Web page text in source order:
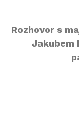
Rozhovor s
Jakubem